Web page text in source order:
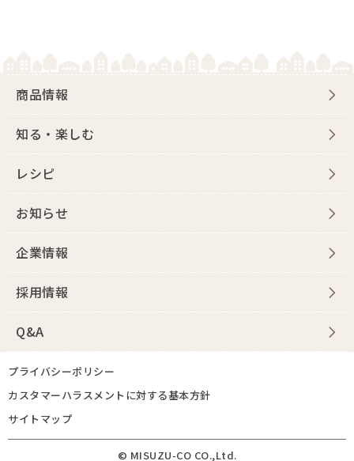
商品情報
知る・楽しむ
レシピ
お知らせ
企業情報
採用情報
Q&A
プライバシーポリシー
カスタマーハラスメントに対する基本方針
サイトマップ
© MISUZU-CO CO.,Ltd.